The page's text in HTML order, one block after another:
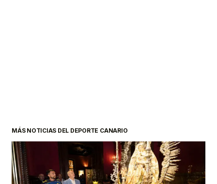
MÁS NOTICIAS DEL DEPORTE CANARIO